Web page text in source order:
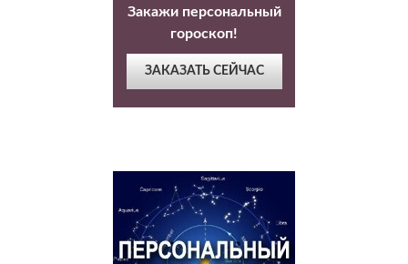
Закажи персональный
гороскоп!
ЗАКАЗАТЬ СЕЙЧАС